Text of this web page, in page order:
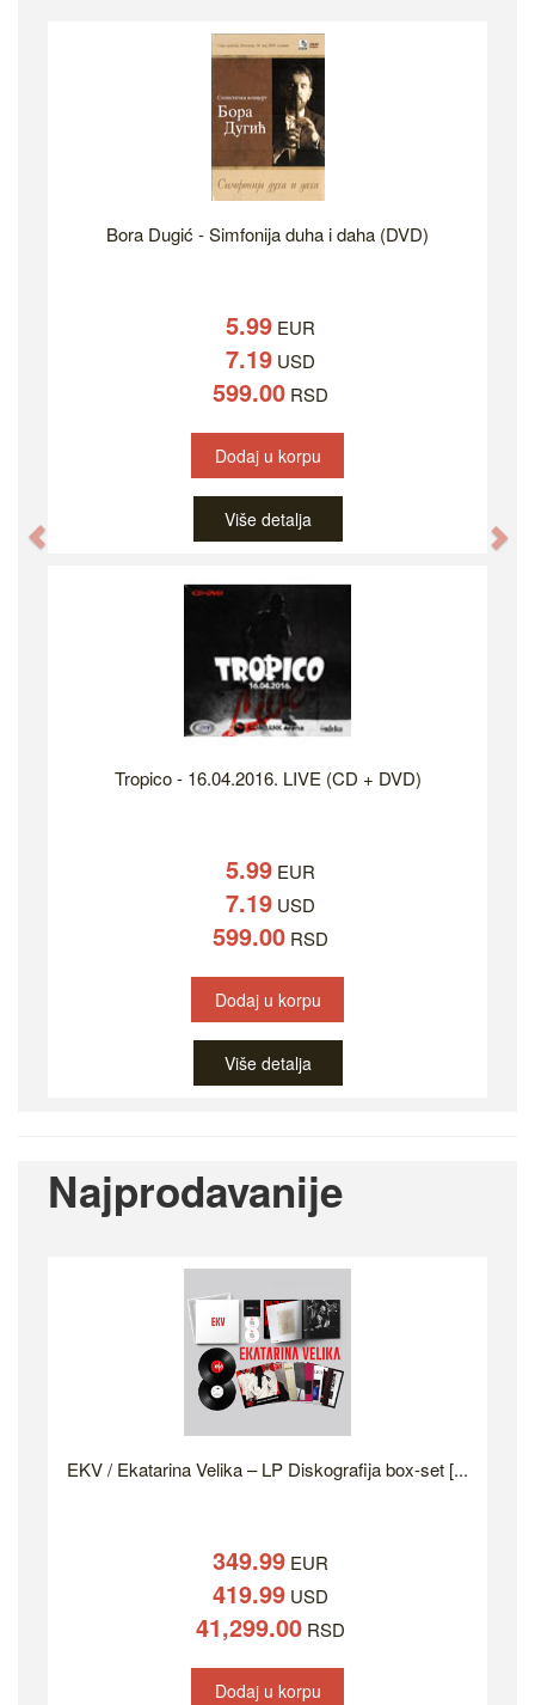
Bora Dugić - Simfonija duha i daha (DVD)
5.99 EUR
7.19 USD
599.00 RSD
Dodaj u korpu
Više detalja
Tropico - 16.04.2016. LIVE (CD + DVD)
5.99 EUR
7.19 USD
599.00 RSD
Dodaj u korpu
Više detalja
Najprodavanije
EKV / Ekatarina Velika – LP Diskografija box-set [...
349.99 EUR
419.99 USD
41,299.00 RSD
Dodaj u korpu